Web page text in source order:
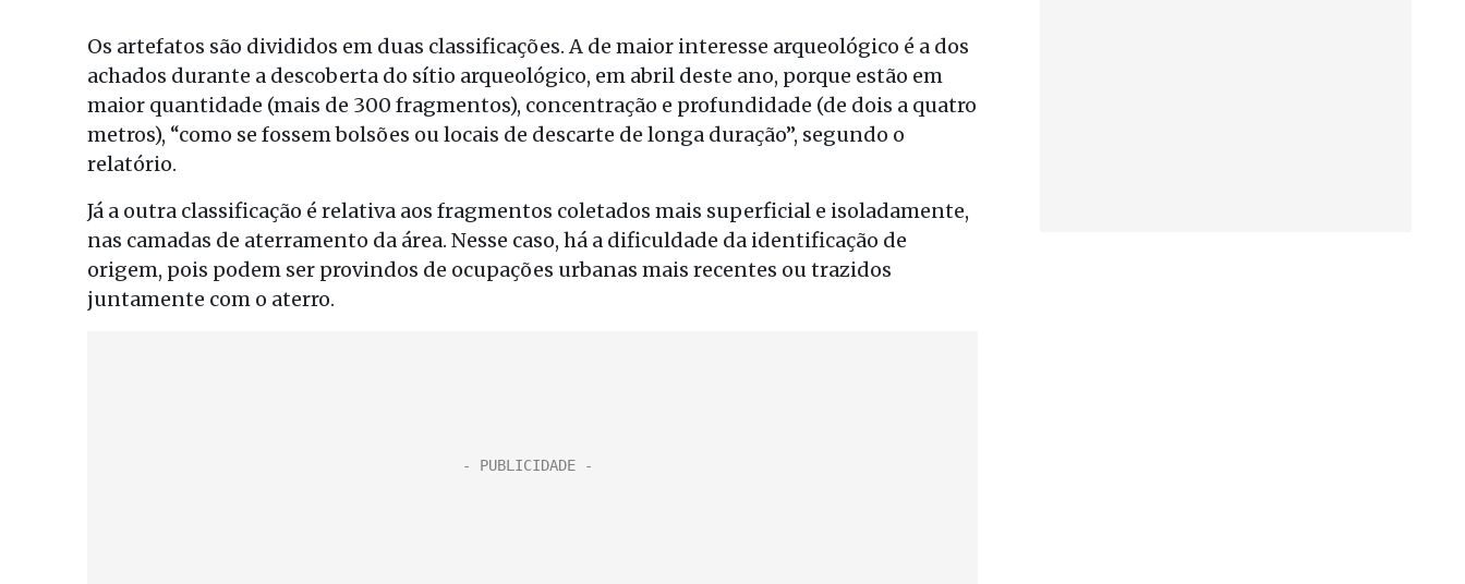
Os artefatos são divididos em duas classificações. A de maior interesse arqueológico é a dos
achados durante a descoberta do sítio arqueológico, em abril deste ano, porque estão em
maior quantidade (mais de 300 fragmentos), concentração e profundidade (de dois a quatro
metros), “como se fossem bolsões ou locais de descarte de longa duração”, segundo o
relatório.
Já a outra classificação é relativa aos fragmentos coletados mais superficial e isoladamente,
nas camadas de aterramento da área. Nesse caso, há a dificuldade da identificação de
origem, pois podem ser provindos de ocupações urbanas mais recentes ou trazidos
juntamente com o aterro.